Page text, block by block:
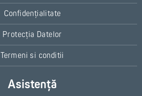
Confidențialitate
Protecția Datelor
Termeni si conditii
Asistență